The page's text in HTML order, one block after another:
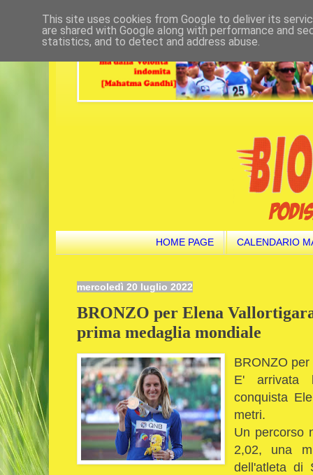
HOME PAGE CALENDARIO
mercoledì 20 luglio 2022
BRONZO per Elena
prima medaglia mondiale
BRONZO
E' arrivata
conquista
metri.
Un percorso
2,02, una
dell'atleta di
This site uses cookies from Google to deliver its
are shared with Google along with performance and
statistics, and to detect and address abuse.